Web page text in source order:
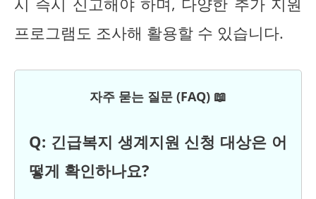
프로그램도 조사해 활용할 수 있습니다.
자주 묻는 질문 (FAQ) 📖
Q: 긴급복지 생계지원 신청 대상은 어
떻게 확인하나요?